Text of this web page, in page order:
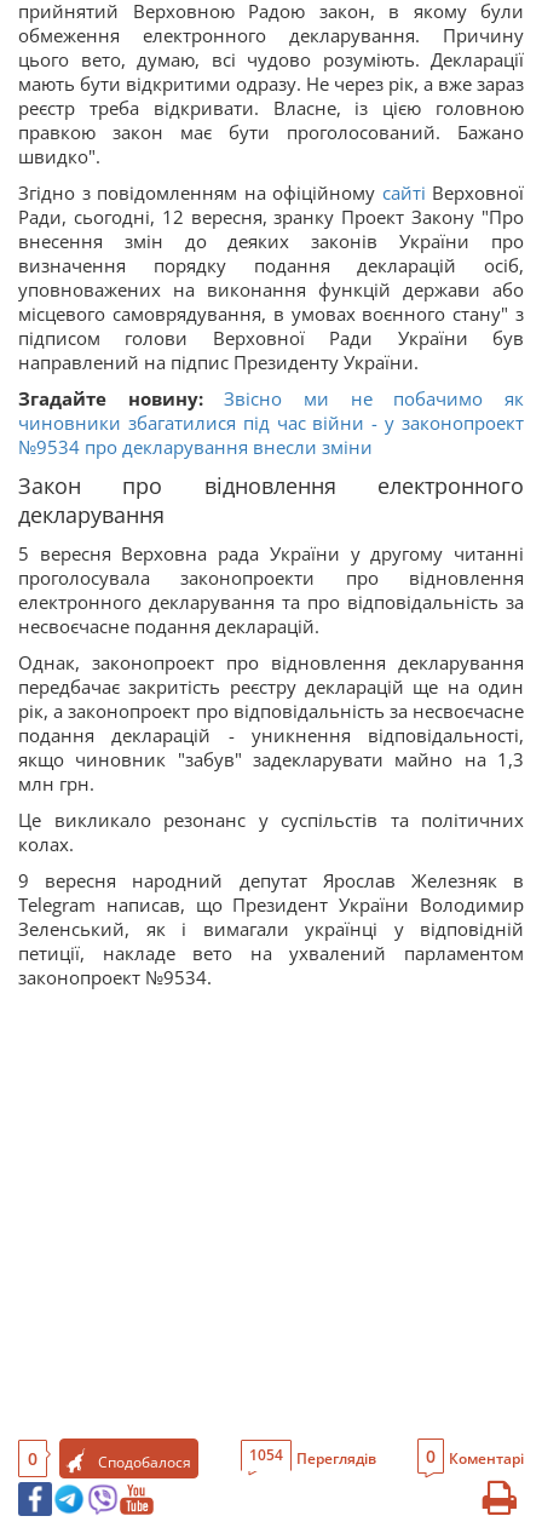
прийнятий Верховною Радою закон, в якому були
обмеження електронного декларування. Причину
цього вето, думаю, всі чудово розуміють. Декларації
мають бути відкритими одразу. Не через рік, а вже зараз
реєстр треба відкривати. Власне, із цією головною
правкою закон має бути проголосований. Бажано
швидко".
Згідно з повідомленням на офіційному сайті Верховної
Ради, сьогодні, 12 вересня, зранку Проект Закону "Про
внесення змін до деяких законів України про
визначення порядку подання декларацій осіб,
уповноважених на виконання функцій держави або
місцевого самоврядування, в умовах воєнного стану" з
підписом голови Верховної Ради України був
направлений на підпис Президенту України.
Згадайте новину:
Звісно ми не побачимо як
чиновники збагатилися під час війни - у законопроект
№9534 про декларування внесли зміни
Закон про відновлення електронного
декларування
5 вересня Верховна рада України у другому читанні
проголосувала законопроекти про відновлення
електронного декларування та про відповідальність за
несвоєчасне подання декларацій.
Однак, законопроект про відновлення декларування
передбачає закритість реєстру декларацій ще на один
рік, а законопроект про відповідальність за несвоєчасне
подання декларацій - уникнення відповідальності,
якщо чиновник "забув" задекларувати майно на 1,3
млн грн.
Це викликало резонанс у суспільстів та політичних
колах.
9 вересня народний депутат Ярослав Железняк в
Telegram написав, що Президент України Володимир
Зеленський, як і вимагали українці у відповідній
петиції, накладе вето на ухвалений парламентом
законопроект №9534.
0 Сподобалося 1054 Переглядів 0 Коментарі